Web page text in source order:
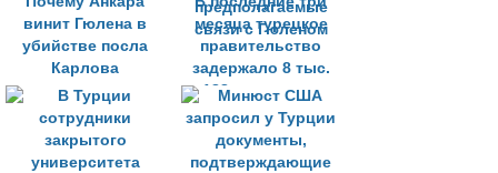
винит Гюлена в
убийстве посла
Карлова
месяца турецкое
правительство
задержало 8 тыс.
188 человек за
предполагаемые
связи с Гюленом